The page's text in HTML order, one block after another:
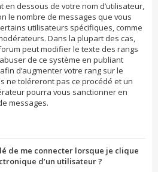
en dessous de votre nom d’utilisateur,
le nombre de messages que vous
utilisateurs spécifiques, comme
Dans la plupart des cas,
peut modifier le texte des rangs
de ce système en publiant
d’augmenter votre rang sur le
ne toléreront pas ce procédé et un
pourra vous sanctionner en
messages.
de me connecter lorsque je clique
d’un utilisateur ?